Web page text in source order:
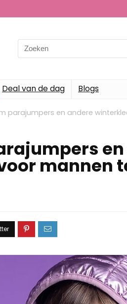
Search
for:
Deal van de dag Blogs
parajumpers en andere
mannen